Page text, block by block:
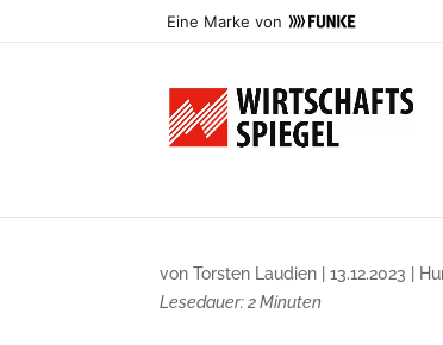
Eine Marke von
vonTorsten Laudien |13.12.2023
Lesedauer: 2 Minuten